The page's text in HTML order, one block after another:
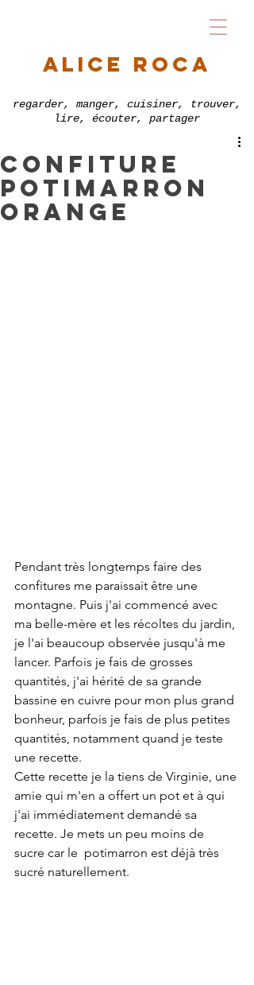
alice roca
regarder, manger, cuisiner, trouver,
lire, écouter, partager
confiture
potimarron
orange
Pendant très longtemps faire des
confitures me paraissait être une
montagne. Puis j'ai commencé avec
ma belle-mère et les récoltes du jardin,
je l'ai beaucoup observée jusqu'à me
lancer. Parfois je fais de grosses
quantités, j'ai hérité de sa grande
bassine en cuivre pour mon plus grand
bonheur, parfois je fais de plus petites
quantités, notamment quand je teste
une recette.
Cette recette je la tiens de Virginie, une
amie qui m'en a offert un pot et à qui
j'ai immédiatement demandé sa
recette. Je mets un peu moins de
sucre car le  potimarron est déjà très
sucré naturellement.